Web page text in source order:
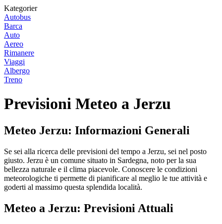
Kategorier
Autobus
Barca
Auto
Aereo
Rimanere
Viaggi
Albergo
Treno
Previsioni Meteo a Jerzu
Meteo Jerzu: Informazioni Generali
Se sei alla ricerca delle previsioni del tempo a Jerzu, sei nel posto
giusto. Jerzu è un comune situato in Sardegna, noto per la sua
bellezza naturale e il clima piacevole. Conoscere le condizioni
meteorologiche ti permette di pianificare al meglio le tue attività e
goderti al massimo questa splendida località.
Meteo a Jerzu: Previsioni Attuali